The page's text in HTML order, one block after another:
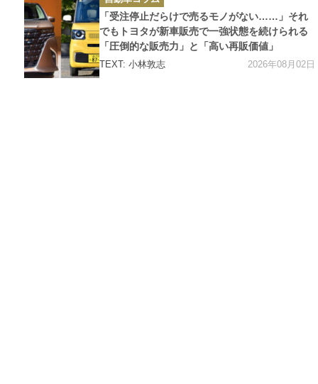
テ
ゴ
リ
ー
「受注停止だらけで売るモノがない……」それ
でもトヨタが新車販売で一強状態を続けられる
「圧倒的な販売力」と「高い再販価値」
TEXT: 小林敦志 2026年08月02日